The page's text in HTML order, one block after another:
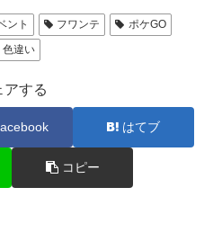
ント フワンテ
ポケGO
色違い
アする
はてブ
コピー